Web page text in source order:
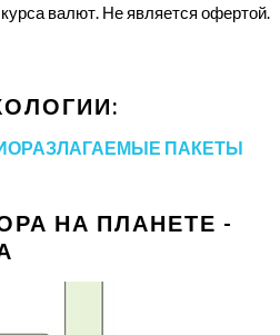
валют. Не является офертой.
ПАКЕТЫ
НА ПЛАНЕТЕ -